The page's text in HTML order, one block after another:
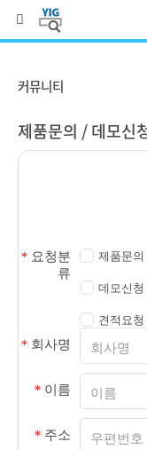
커뮤니티
제품문의 / 데모신
* 요청분
류
제품문의
데모신청
견적요청
* 회사명
* 이름
* 주소